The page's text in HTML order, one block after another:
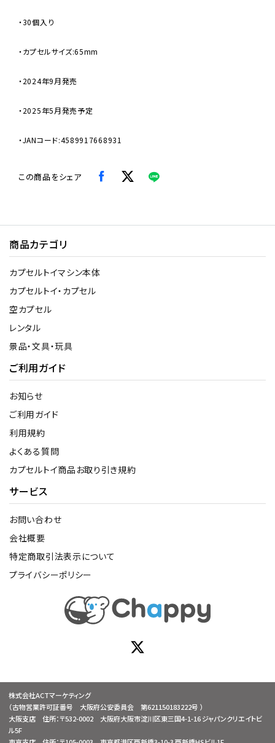
・30個入り
・カプセルサイズ:65mm
・2024年9月発売
・2025年5月発売予定
・JANコード:4589917668931
この商品をシェア
商品カテゴリ
カプセルトイマシン本体
カプセルトイ・カプセル
空カプセル
レンタル
景品・文具・玩具
ご利用ガイド
お知らせ
ご利用ガイド
利用規約
よくある質問
カプセルトイ商品お取り引き規約
サービス
お問い合わせ
会社概要
特定商取引法表示について
プライバシーポリシー
株式会社ACTマーケティング
（古物営業許可証番号 大阪府公安委員会 第621150183222号 ）
大阪支店 住所：〒532-0002 大阪府大阪市淀川区東三国4-1-16 ジャパンクリエイトビ
ル5F